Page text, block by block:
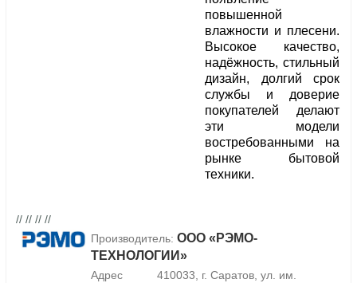
повышенной
влажности и плесени.
Высокое качество,
надёжность, стильный
дизайн, долгий срок
службы и доверие
покупателей делают
эти модели
востребованными на
рынке бытовой
техники.
// // // //
Производитель: ООО «РЭМО-
ТЕХНОЛОГИИ»
Адрес
410033, г. Саратов, ул. им.